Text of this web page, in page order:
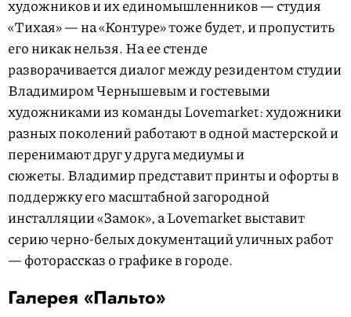
художников и их единомышленников — студия
«Тихая» — на «Контуре» тоже будет, и пропустить
его никак нельзя. На ее стенде
разворачивается диалог между резидентом студии
Владимиром Чернышевым и гостевыми
художниками из команды Lovemarket: художники
разных поколений работают в одной мастерской и
перенимают друг у друга медиумы и
сюжеты. Владимир представит принты и офорты в
поддержку его масштабной загородной
инсталляции «Замок», а Lovemarket выставит
серию черно-белых документаций уличных работ
— фоторассказ о графике в городе.
Галерея «Пальто»